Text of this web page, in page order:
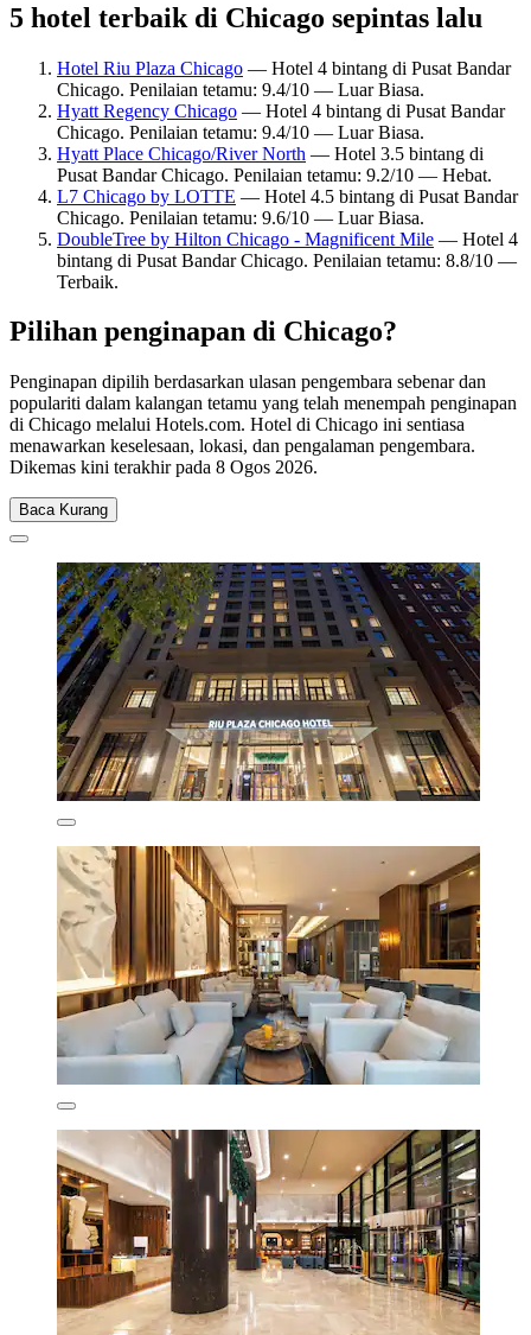
5 hotel terbaik di Chicago sepintas lalu
Hotel Riu Plaza Chicago — Hotel 4 bintang di Pusat Bandar
Chicago. Penilaian tetamu: 9.4/10 — Luar Biasa.
Hyatt Regency Chicago — Hotel 4 bintang di Pusat Bandar
Chicago. Penilaian tetamu: 9.4/10 — Luar Biasa.
Hyatt Place Chicago/River North — Hotel 3.5 bintang di
Pusat Bandar Chicago. Penilaian tetamu: 9.2/10 — Hebat.
L7 Chicago by LOTTE — Hotel 4.5 bintang di Pusat Bandar
Chicago. Penilaian tetamu: 9.6/10 — Luar Biasa.
DoubleTree by Hilton Chicago - Magnificent Mile — Hotel 4
bintang di Pusat Bandar Chicago. Penilaian tetamu: 8.8/10 —
Terbaik.
Pilihan penginapan di Chicago?
Penginapan dipilih berdasarkan ulasan pengembara sebenar dan
populariti dalam kalangan tetamu yang telah menempah penginapan
di Chicago melalui Hotels.com. Hotel di Chicago ini sentiasa
menawarkan keselesaan, lokasi, dan pengalaman pengembara.
Dikemas kini terakhir pada 8 Ogos 2026.
Baca Kurang